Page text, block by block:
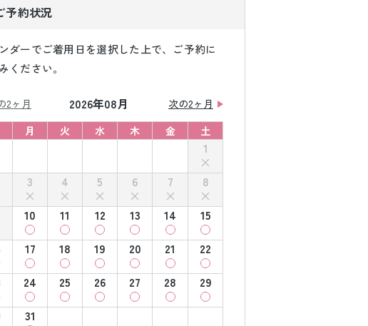
予約状況
ダーでご着用日を選択した上で、ご予約に
ください。
2ヶ月 2026年08月
次の2ヶ月
月 火 水 木 金 土
1
3 4 5 6 7
8
10 11 12 13 14
15
17 18 19 20 21
22
24 25 26 27 28
29
31